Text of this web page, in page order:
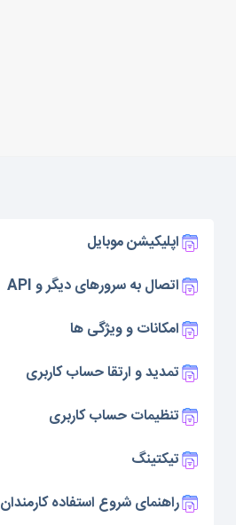
اپلیکیشن موبایل
اتصال به سرورهای دیگر و API
امکانات و ویژگی ها
تمدید و ارتقا حساب کاربری
تنظیمات حساب کاربری
تیکتینگ
راهنمای شروع استفاده کارمندان